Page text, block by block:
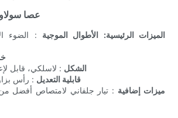
عصا
الميزات الرئيسية: الأطوال الموجية : الضوء
الشكل : لاسلكي، قابل
قابلية التعديل : رأس
ميزات إضافية : تيار جلفاني لامتصاص أفضل